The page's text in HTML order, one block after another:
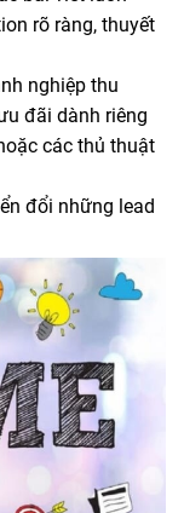
rõ ràng, thuyết
nghiệp thu
đãi dành riêng
các thủ thuật
đổi những lead